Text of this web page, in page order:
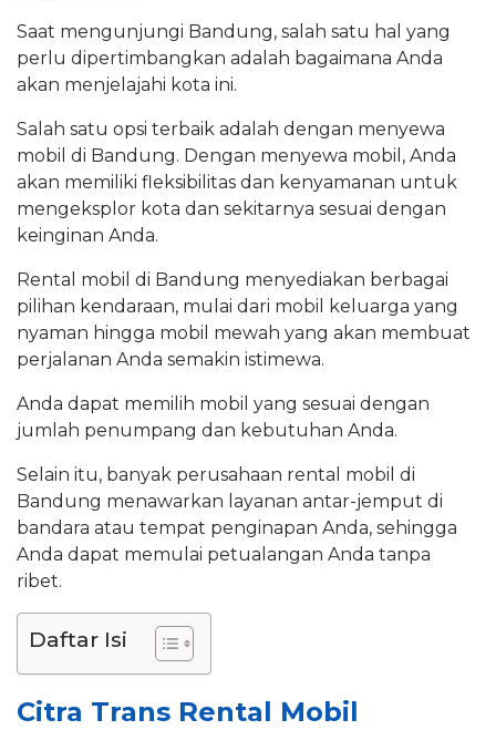
Saat mengunjungi Bandung, salah satu hal yang
perlu dipertimbangkan adalah bagaimana Anda
akan menjelajahi kota ini.
Salah satu opsi terbaik adalah dengan menyewa
mobil di Bandung. Dengan menyewa mobil, Anda
akan memiliki fleksibilitas dan kenyamanan untuk
mengeksplor kota dan sekitarnya sesuai dengan
keinginan Anda.
Rental mobil di Bandung menyediakan berbagai
pilihan kendaraan, mulai dari mobil keluarga yang
nyaman hingga mobil mewah yang akan membuat
perjalanan Anda semakin istimewa.
Anda dapat memilih mobil yang sesuai dengan
jumlah penumpang dan kebutuhan Anda.
Selain itu, banyak perusahaan rental mobil di
Bandung menawarkan layanan antar-jemput di
bandara atau tempat penginapan Anda, sehingga
Anda dapat memulai petualangan Anda tanpa
ribet.
Daftar Isi
Citra Trans Rental Mobil